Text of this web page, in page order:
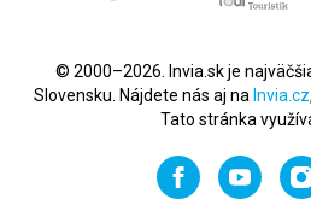
© 2000–2026. Invia.sk je
Slovensku. Nájdete nás aj na Invia.cz,
Tato stránka
FacebookYouTube